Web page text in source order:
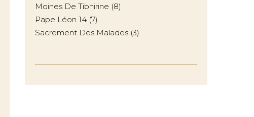
Moines De Tibhirine (8)
Pape Léon 14 (7)
Sacrement Des Malades (3)